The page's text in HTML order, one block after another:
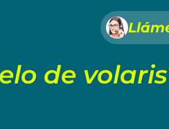
de